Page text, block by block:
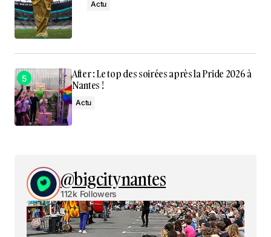
Actu
After : Le top des soirées après la Pride 2026 à
Nantes !
Actu
@bigcitynantes
112k Followers